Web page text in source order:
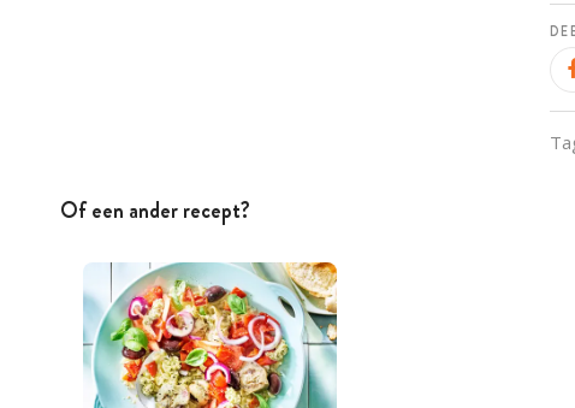
Of een ander recept?